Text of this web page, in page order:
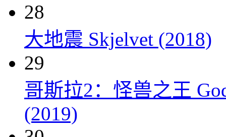
28
大地震 Skjelvet (2018)
29
哥斯拉2：怪兽之王
(2019)